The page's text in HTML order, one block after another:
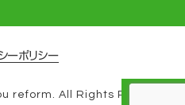
ーポリシー
reform. All Rights Reserve